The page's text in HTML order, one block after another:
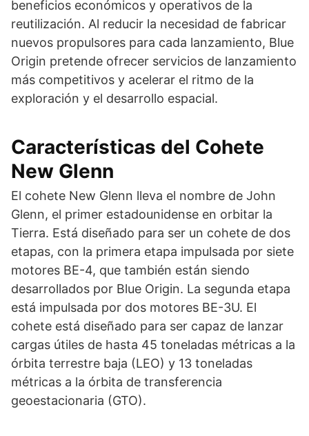
beneficios económicos y operativos de la
reutilización. Al reducir la necesidad de fabricar
nuevos propulsores para cada lanzamiento, Blue
Origin pretende ofrecer servicios de lanzamiento
más competitivos y acelerar el ritmo de la
exploración y el desarrollo espacial.
Características del Cohete
New Glenn
El cohete New Glenn lleva el nombre de John
Glenn, el primer estadounidense en orbitar la
Tierra. Está diseñado para ser un cohete de dos
etapas, con la primera etapa impulsada por siete
motores BE-4, que también están siendo
desarrollados por Blue Origin. La segunda etapa
está impulsada por dos motores BE-3U. El
cohete está diseñado para ser capaz de lanzar
cargas útiles de hasta 45 toneladas métricas a la
órbita terrestre baja (LEO) y 13 toneladas
métricas a la órbita de transferencia
geoestacionaria (GTO).